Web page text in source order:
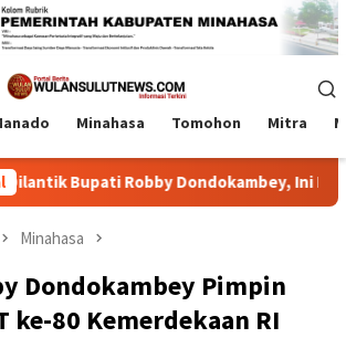
Minahasa Tomohon Mitra
Bupati Robby Dondokambey, Ini Daftar
Minahasa
Dondokambey Pimpin
ke-80 Kemerdekaan RI